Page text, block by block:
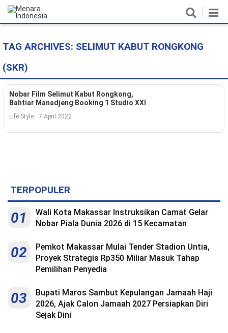
Home
Nasional
Politik
Metro
Ekonomi
Pendidikan
Lingkungan
More
TAG ARCHIVES: SELIMUT KABUT RONGKONG
(SKR)
Nobar Film Selimut Kabut Rongkong,
Bahtiar Manadjeng Booking 1 Studio XXI
Life Style 7 April 2022
TERPOPULER
01
Wali Kota Makassar Instruksikan Camat Gelar
Nobar Piala Dunia 2026 di 15 Kecamatan
02
Pemkot Makassar Mulai Tender Stadion Untia,
Proyek Strategis Rp350 Miliar Masuk Tahap
Pemilihan Penyedia
03
Bupati Maros Sambut Kepulangan Jamaah Haji
2026, Ajak Calon Jamaah 2027 Persiapkan Diri
Sejak Dini